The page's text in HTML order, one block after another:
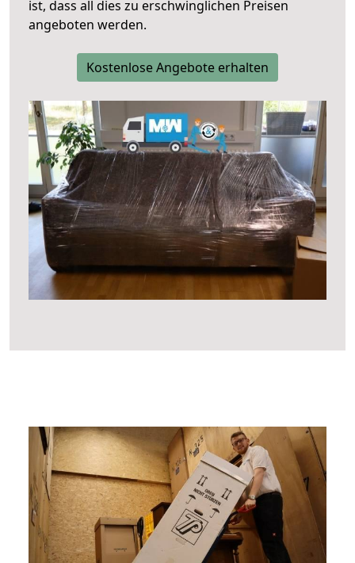
ist, dass all dies zu erschwinglichen Preisen
angeboten werden.
Kostenlose Angebote erhalten